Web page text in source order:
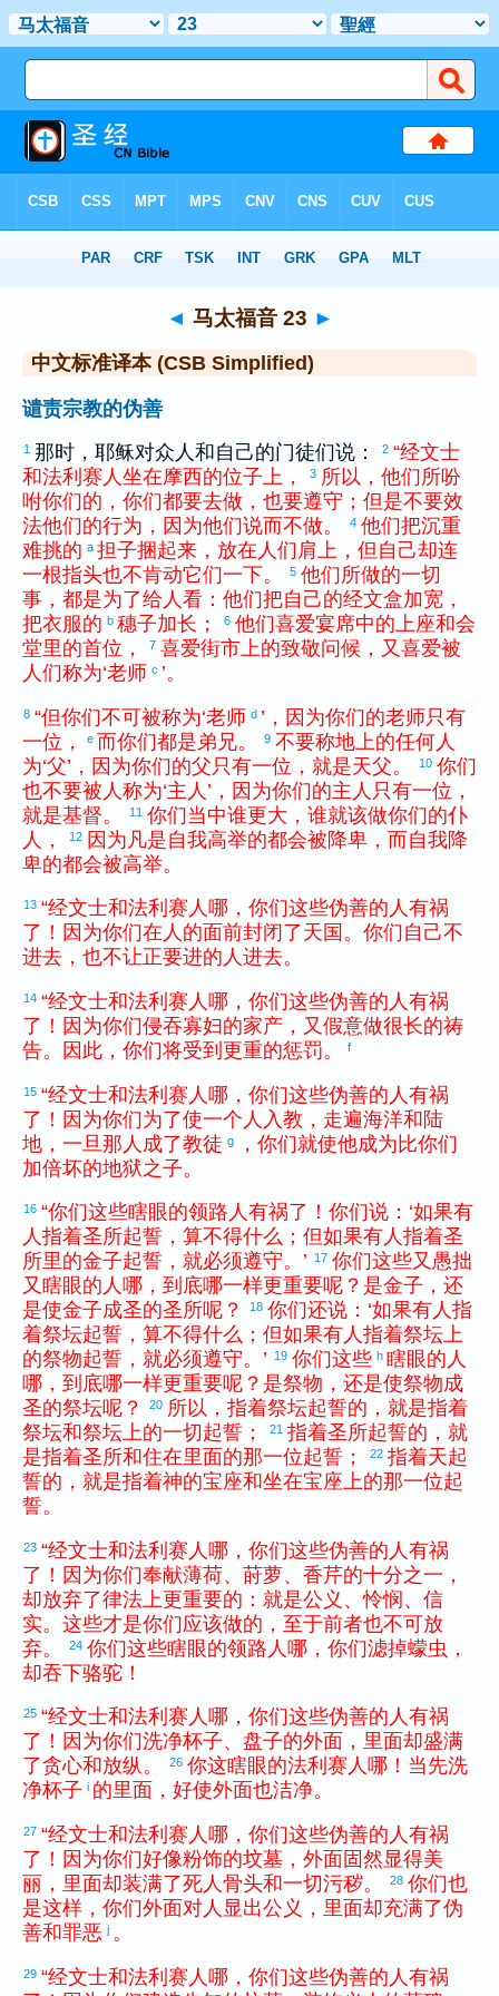
> 马太福音 23
◄ 马太福音 23 ►
中文标准译本 (CSB Simplified)
谴责宗教的伪善
1 那时，耶稣对众人和自己的门徒们说： 2 “经文士
和法利赛 人坐在摩西的位子上 ， 3 所以 ， 他们所吩
咐你们的 ， 你们都要去做 ， 也要遵守 ； 但是不要效
法他们的行为 ， 因为他们说而不做。 4 他们把沉重
难挑的 a 担子捆 起来 ， 放在 人们 肩上 ， 但 自己却连
一根指头也不肯动它们一下。 5 他们所做的一切
事 ， 都是为了给 人看 ： 他们把自己的经文盒加宽 ，
把衣服的 b 穗子加长 ； 6 他们喜爱宴席中的上座和会
堂里的首位 ， 7 喜爱街市上的致敬问候 ， 又喜爱被
人们称为‘老师 c ’。
8 “但你们不可被称为‘老师 d ’ ， 因为你们的老师只有
一位 ， e 而你们都是弟兄。 9 不要称地上的任何 人
为‘父’ ， 因为你们的父 只有一位 ， 就是天父。 10 你们
也不要被 人 称为‘主人 ’ ， 因为你们的主人 只有一位 ，
就是基督。 11 你们当中谁更大 ， 谁就该做你们的仆
人 ， 12 因为 凡是自我高举的都会被降卑 ， 而自我降
卑的都会被高举。
13 “经文士和法利赛 人哪 ， 你们这些伪善的 人有祸
了 ！ 因为你们在 人 的面前封闭 了天国 。 你们 自己不
进去 ， 也不让正要进的 人进去。
14 “经文士和法利赛 人 哪 ， 你们这些伪善的 人 有祸
了 ！ 因为你们侵吞寡妇的家产 ， 又 假意做很长的祷
告。 因此 ， 你们将受到 更重的惩罚。 f
15 “经文士和法利赛 人 哪 ， 你们这些伪善的 人 有祸
了 ！ 因为你们为了使一个 人 入教 ， 走遍海洋和陆
地 ， 一旦 那 人 成了教徒 g ， 你们就使他成为 比你们
加倍坏的地狱之子。
16 “你们这些瞎眼的领路人有祸了 ！ 你们说 ： ‘如果有
人指着圣所起誓 ， 算不得什么 ； 但如果有人指着圣
所里的金子起誓 ， 就必须遵守。 ’ 17 你们这些又 愚拙
又瞎眼的 人哪 ， 到底哪一样更重要呢 ？ 是金子 ， 还
是使金子成圣的圣所呢 ？ 18 你们还说 ： ‘如果有人指
着祭坛起誓 ， 算不得什么 ； 但如果有人指着祭坛上
的祭物起誓 ， 就必须遵守。 ’ 19 你们这些 h 瞎眼的 人
哪 ， 到底哪一样更重要呢 ？ 是祭物 ， 还是使祭物成
圣的祭坛呢 ？ 20 所以 ， 指着祭坛起誓的 ， 就是指着
祭坛和祭坛上的一切 起誓 ； 21 指着圣所起誓的 ， 就
是指着圣所和住在里面的那一位起誓 ； 22 指着天起
誓的 ， 就是指着神的宝座和坐在宝座上的那一位起
誓。
23 “经文士和法利赛 人 哪 ， 你们这些伪善的 人 有祸
了 ！ 因为你们奉献薄荷、 莳萝、 香芹的十分之一 ，
却放弃了律法 上更重要的 ： 就是公义 、怜悯、 信
实。 这些才是你们应该做的 ， 至于前者也不可放
弃。 24 你们这些瞎眼的领路人 哪 ， 你们滤掉蠓虫 ，
却吞下骆驼 ！
25 “经文士和法利赛 人哪 ， 你们这些伪善的 人有祸
了 ！ 因为你们洗净杯子、 盘子的外面 ， 里面却盛满
了贪心和放纵。 26 你这瞎眼的法利赛 人哪 ！ 当先洗
净杯子 i 的里面 ， 好使外面也洁净。
27 “经文士和法利赛 人 哪 ， 你们这些伪善的 人 有祸
了 ！ 因为你们好像粉饰的坟墓 ， 外面固然显得美
丽 ， 里面却装满了死人 骨头和一切污秽。 28 你们也
是这样 ， 你们外面对 人 显出公义 ， 里面却充满了伪
善和罪恶 j 。
29 “经文士和法利赛 人 哪 ， 你们这些伪善的 人 有祸